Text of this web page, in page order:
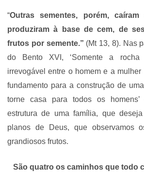
“Outras sementes, porém,
produziram à base de cem, de
frutos por semente.” (Mt 13, 8). Nas
do Bento XVI, ‘Somente a
irrevogável entre o homem e a
fundamento para a construção de
torne casa para todos os
estrutura de uma família, que
planos de Deus, que observamos
grandiosos frutos.
São quatro os caminhos que todo